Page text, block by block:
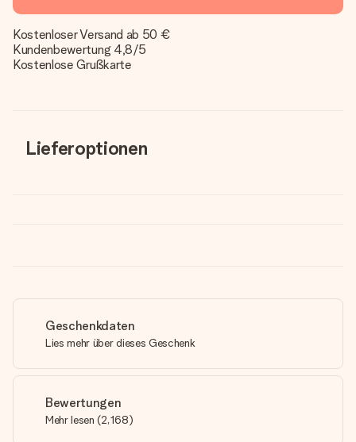
Kostenloser Versand ab 50 €
Kundenbewertung 4,8/5
Kostenlose Grußkarte
Lieferoptionen
Geschenkdaten
Lies mehr über dieses Geschenk
Bewertungen
Mehr lesen (2,168)